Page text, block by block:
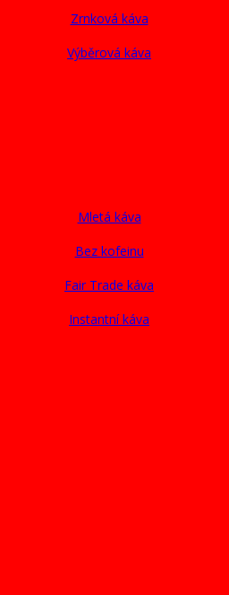
Zrnková káva
Výběrová káva
Mletá káva
Bez kofeinu
Fair Trade káva
Instantní káva